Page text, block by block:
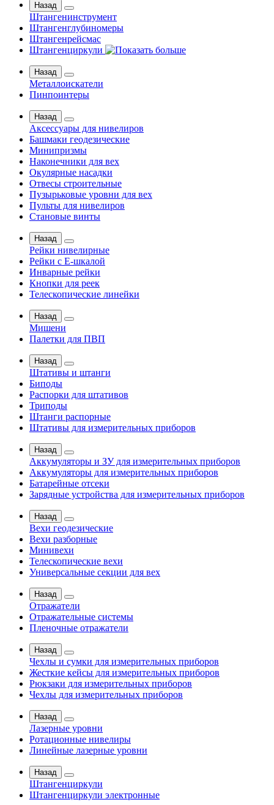
Назад
Штангенинструмент
Штангенглубиномеры
Штангенрейсмас
Штангенциркули
Назад
Металлоискатели
Пинпоинтеры
Назад
Аксессуары для нивелиров
Башмаки геодезические
Минипризмы
Наконечники для вех
Окулярные насадки
Отвесы строительные
Пузырьковые уровни для вех
Пульты для нивелиров
Становые винты
Назад
Рейки нивелирные
Рейки с Е-шкалой
Инварные рейки
Кнопки для реек
Телескопические линейки
Назад
Мишени
Палетки для ПВП
Назад
Штативы и штанги
Биподы
Распорки для штативов
Триподы
Штанги распорные
Штативы для измерительных приборов
Назад
Аккумуляторы и ЗУ для измерительных приборов
Аккумуляторы для измерительных приборов
Батарейные отсеки
Зарядные устройства для измерительных приборов
Назад
Вехи геодезические
Вехи разборные
Минивехи
Телескопические вехи
Универсальные секции для вех
Назад
Отражатели
Отражательные системы
Пленочные отражатели
Назад
Чехлы и сумки для измерительных приборов
Жесткие кейсы для измерительных приборов
Рюкзаки для измерительных приборов
Чехлы для измерительных приборов
Назад
Лазерные уровни
Ротационные нивелиры
Линейные лазерные уровни
Назад
Штангенциркули
Штангенциркули электронные